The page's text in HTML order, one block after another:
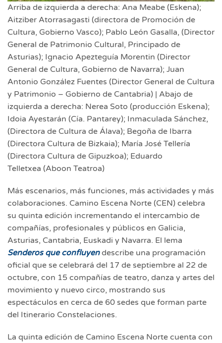
Arriba de izquierda a derecha: Ana Meabe (Eskena);
Aitziber Atorrasagasti (directora de Promoción de
Cultura, Gobierno Vasco); Pablo León Gasalla, (Director
General de Patrimonio Cultural, Principado de
Asturias); Ignacio Apezteguía Morentin (Director
General de Cultura, Gobierno de Navarra); Juan
Antonio González Fuentes (Director General de Cultura
y Patrimonio – Gobierno de Cantabria) | Abajo de
izquierda a derecha: Nerea Soto (producción Eskena);
Idoia Ayestarán (Cía. Pantarey); Inmaculada Sánchez,
(Directora de Cultura de Álava); Begoña de Ibarra
(Directora Cultura de Bizkaia); María José Tellería
(Directora Cultura de Gipuzkoa); Eduardo
Telletxea (Aboon Teatroa)
Más escenarios, más funciones, más actividades y más
colaboraciones. Camino Escena Norte (CEN) celebra
su quinta edición incrementando el intercambio de
compañías, profesionales y públicos en Galicia,
Asturias, Cantabria, Euskadi y Navarra. El lema
Senderos que confluyendescribe una programación
oficial que se celebrará del 17 de septiembre al 22 de
octubre, con 15 compañías de teatro, danza y artes del
movimiento y nuevo circo, mostrando sus
espectáculos en cerca de 60 sedes que forman parte
del Itinerario Constelaciones.
La quinta edición de Camino Escena Norte cuenta con